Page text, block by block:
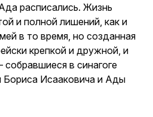
расписались. Жизнь
и полной лишений, как и
в то время, но созданная
крепкой и дружной, и
в синагоге
Бориса Исааковича и Ады